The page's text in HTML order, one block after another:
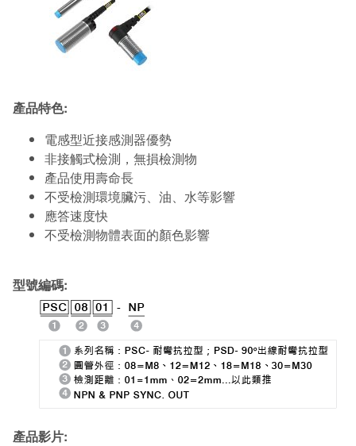
產品特色:
電感型近接感測器優勢
非接觸式檢測，無損檢測物
產品使用壽命長
不受檢測環境臟污、油、水等影響
應答速度快
不受檢測物體表面的顏色影響
型號編碼:
產品影片: